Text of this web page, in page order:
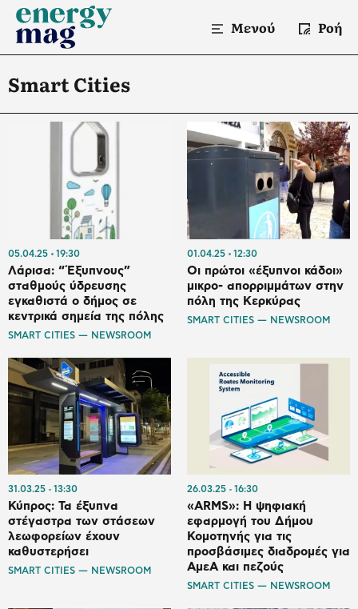
Μενού Ροή
Smart Cities
05.04.25 19:30
Λάρισα: “Έξυπνους”
σταθμούς ύδρευσης
εγκαθιστά ο δήμος σε
κεντρικά σημεία της πόλης
SMART CITIES — NEWSROOM
01.04.25 12:30
Οι πρώτοι «έξυπνοι κάδοι»
μικρο- απορριμμάτων στην
πόλη της Κερκύρας
SMART CITIES — NEWSROOM
31.03.25 13:30
Κύπρος: Τα έξυπνα
στέγαστρα των στάσεων
λεωφορείων έχουν
καθυστερήσει
SMART CITIES — NEWSROOM
26.03.25 16:30
«ARMS»: Η ψηφιακή
εφαρμογή του Δήμου
Κομοτηνής για τις
προσβάσιμες διαδρομές για
ΑμεΑ και πεζούς
SMART CITIES — NEWSROOM